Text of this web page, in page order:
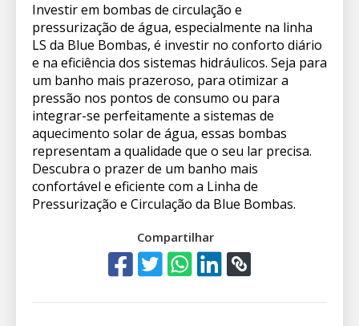
Investir em bombas de circulação e
pressurização de água, especialmente na linha
LS da Blue Bombas, é investir no conforto diário
e na eficiência dos sistemas hidráulicos. Seja para
um banho mais prazeroso, para otimizar a
pressão nos pontos de consumo ou para
integrar-se perfeitamente a sistemas de
aquecimento solar de água, essas bombas
representam a qualidade que o seu lar precisa.
Descubra o prazer de um banho mais
confortável e eficiente com a Linha de
Pressurização e Circulação da Blue Bombas.
Compartilhar